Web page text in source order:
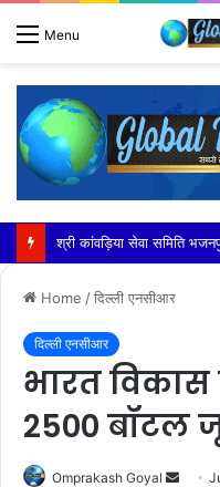
Menu
सांड की टक्कर से बाइक सवार
Home /दिल्ली एनसीआर
दिल्ली एनसीआर
भारत विकास
2500 बॉटल
Omprakash Goyal
Send